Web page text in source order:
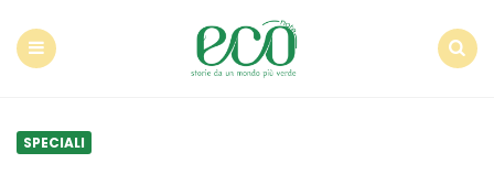
SPECIALI